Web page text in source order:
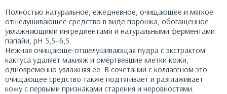
Полностью натуральное, ежедневное, очищающее и мягкое
отшелушивающее средство в виде порошка, обогащенное
увлажняющими ингредиентами и натуральными ферментами
папайи, pH 5,5–6,5.
Нежная очищающе-отшелушивающая пудра с экстрактом
кактуса удаляет макияж и омертвевшие клетки кожи,
одновременно увлажняя ее. В сочетании с коллагеном это
очищающее средство также подтягивает и разглаживает
кожу с первыми признаками старения и неровностями.